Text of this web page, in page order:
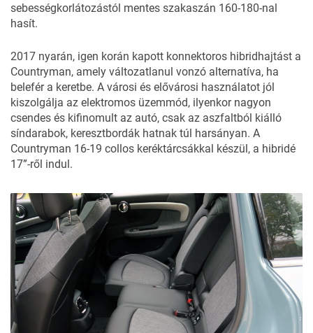
sebességkorlátozástól mentes szakaszán 160-180-nal
hasít.
2017 nyarán, igen korán kapott konnektoros hibridhajtást a
Countryman, amely változatlanul vonzó alternatíva, ha
belefér a keretbe. A városi és elővárosi használatot jól
kiszolgálja az elektromos üzemmód, ilyenkor nagyon
csendes és kifinomult az autó, csak az aszfaltból kiálló
síndarabok, keresztbordák hatnak túl harsányan. A
Countryman 16-19 collos keréktárcsákkal készül, a hibridé
17”-ről indul.